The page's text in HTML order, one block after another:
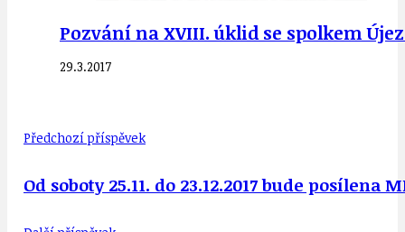
Pozvání na XVIII. úklid se spolkem
29.3.2017
Předchozí příspěvek
Od soboty 25.11. do 23.12.2017 bude posílena